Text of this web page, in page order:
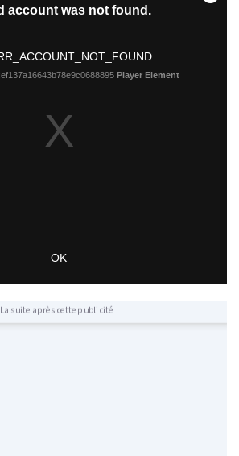
La suite après cette publicité